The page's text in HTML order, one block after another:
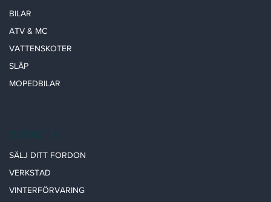
BILAR
ATV & MC
VATTENSKOTER
SLÄP
MOPEDBILAR
TJÄNSTER
SÄLJ DITT FORDON
VERKSTAD
VINTERFÖRVARING